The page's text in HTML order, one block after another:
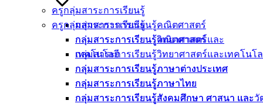
ครูกลุ่มสาระการเรียนรู้
กลุ่มสาระการเรียนรู้คณิตศาสตร์
กลุ่มสาระการเรียนรู้วิทยาศาสตร์และเทคโนโ
กลุ่มสาระการเรียนรู้ภาษาต่างประเทศ
กลุ่มสาระการเรียนรู้ภาษาไทย
กลุ่มสาระการเรียนรู้สังคมศึกษา ศาสนา และ
ครูกลุ่มสาระการเรียนรู้
กลุ่มสาระการเรียนรู้คณิตศาสตร์
กลุ่มสาระการเรียนรู้วิทยาศาสตร์และ
เทคโนโลยี
กลุ่มสาระการเรียนรู้ภาษาต่างประเทศ
กลุ่มสาระการเรียนรู้ภาษาไทย
กลุ่มสาระการเรียนรู้สังคมศึกษา ศาสนา และ